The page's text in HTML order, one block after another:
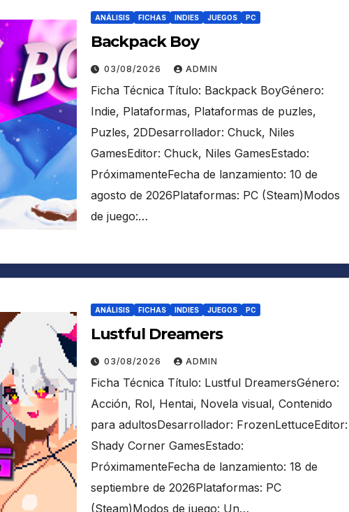
ANÁLISIS FICHAS INDIES JUEGOS PC
Backpack Boy
03/08/2026 ADMIN
Ficha Técnica Título: Backpack BoyGénero:
Indie, Plataformas, Plataformas de puzles,
Puzles, 2DDesarrollador: Chuck, Niles
GamesEditor: Chuck, Niles GamesEstado:
PróximamenteFecha de lanzamiento: 10 de
agosto de 2026Plataformas: PC (Steam)Modos
de juego:…
ANÁLISIS FICHAS INDIES JUEGOS PC
Lustful Dreamers
03/08/2026 ADMIN
Ficha Técnica Título: Lustful DreamersGénero:
Acción, Rol, Hentai, Novela visual, Contenido
para adultosDesarrollador: FrozenLettuceEditor:
Shady Corner GamesEstado:
PróximamenteFecha de lanzamiento: 18 de
septiembre de 2026Plataformas: PC
(Steam)Modos de juego: Un…